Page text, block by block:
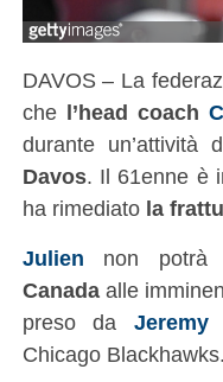
DAVOS – La
chel’head coach
durante un’attività
Davos. Il 61enne è
ha rimediato la
Julien non potrà
Canadaalle
preso daJeremy
Chicago Blackhawks.